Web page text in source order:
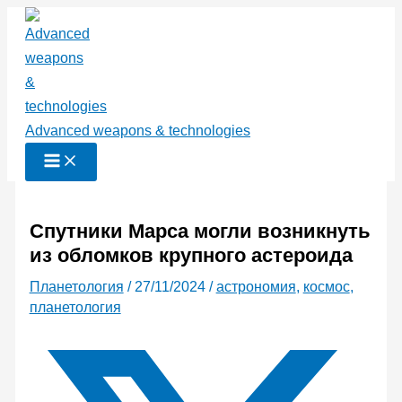
Перейти
содержимому
Advanced weapons & technologies
Спутники Марса могли возникнуть
из обломков крупного астероида
Планетология / 27/11/2024 /астрономия, космос,
планетология